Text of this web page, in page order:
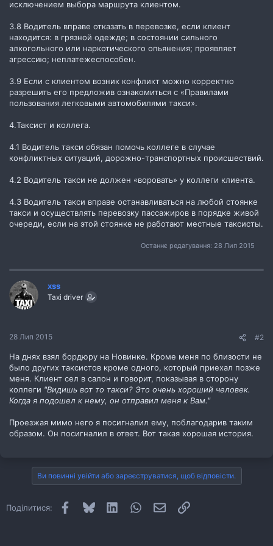
исключением выбора маршрута клиентом.
3.8 Водитель вправе отказать в перевозке, если клиент
находится: в грязной одежде; в состоянии сильного
алкогольного или наркотического опьянения; проявляет
агрессию; неплатежеспособен.
3.9 Если с клиентом возник конфликт можно корректно
разрешить его предложив ознакомиться с «Правилами
пользования легковыми автомобилями такси».
4.Таксист и коллега.
4.1 Водитель такси обязан помочь коллеге в случае
конфликтных ситуаций, дорожно-транспортных происшествий.
4.2 Водитель такси не должен «воровать» у коллеги клиента.
4.3 Водитель такси вправе останавливаться на любой стоянке
такси и осуществлять перевозку пассажиров в порядке живой
очереди, если на этой стоянке не работают местные таксисты.
Останнє редагування: 28 Лип 2015
xss
Taxi driver
28 Лип 2015 #2
На днях взял бордюру на Новинке. Кроме меня по близости не
было других таксистов кроме одного, который приехал позже
меня. Клиент сел в салон и говорит, показывая в сторону
коллеги "Видишь вот то такси? Это очень хороший человек.
Когда я подошел к нему, он отправил меня к Вам."
Проезжая мимо него я посигналил ему, поблагодарив таким
образом. Он посигналил в ответ. Вот такая хорошая история.
Ви повинні увійти або зареєструватися, щоб відповісти.
Поділитися: Facebook
Bluesky LinkedInWhatsApp
E-mailПосилання